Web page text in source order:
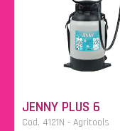
JENNY PLUS 6
Cod. 4121N - Agritools